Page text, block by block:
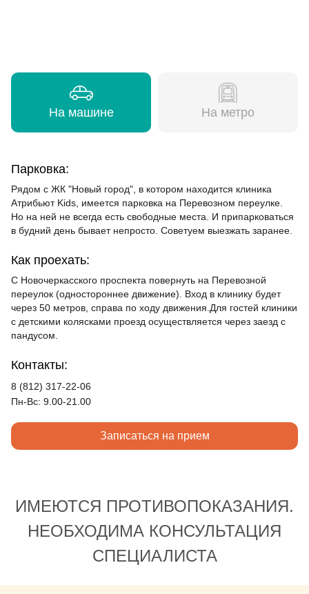
На машине На метро
Парковка:
Рядом с ЖК "Новый город", в котором находится клиника
Атрибьют Kids, имеется парковка на Перевозном переулке.
Но на ней не всегда есть свободные места. И припарковаться
в будний день бывает непросто. Советуем выезжать заранее.
Как проехать:
С Новочеркасского проспекта повернуть на Перевозной
переулок (одностороннее движение). Вход в клинику будет
через 50 метров, справа по ходу движения.Для гостей клиники
с детскими колясками проезд осуществляется через заезд с
пандусом.
Контакты:
8 (812) 317-22-06
Пн-Вс: 9.00-21.00
Записаться на прием
ИМЕЮТСЯ ПРОТИВОПОКАЗАНИЯ.
НЕОБХОДИМА КОНСУЛЬТАЦИЯ
СПЕЦИАЛИСТА